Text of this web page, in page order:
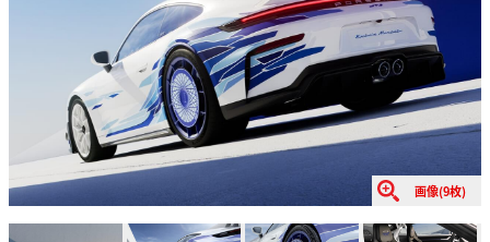
画像(9枚)